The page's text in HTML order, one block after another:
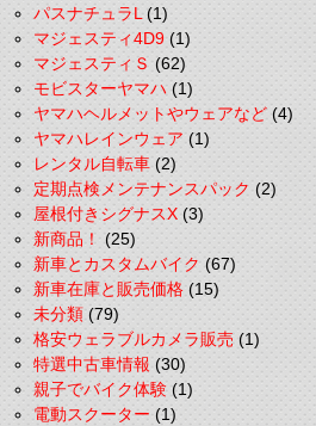
パスナチュラL(1)
マジェスティ4D9(1)
マジェスティＳ(62)
モビスターヤマハ(1)
ヤマハヘルメットやウェアなど(4)
ヤマハレインウェア(1)
レンタル自転車(2)
定期点検メンテナンスパック(2)
屋根付きシグナスX(3)
新商品！(25)
新車とカスタムバイク(67)
新車在庫と販売価格(15)
未分類(79)
格安ウェラブルカメラ販売(1)
特選中古車情報(30)
親子でバイク体験(1)
電動スクーター(1)